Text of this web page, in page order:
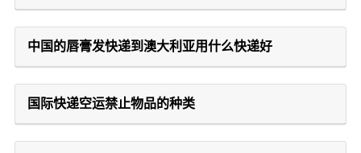
中国的唇膏发快递到澳大利亚用什么快递好
国际快递空运禁止物品的种类